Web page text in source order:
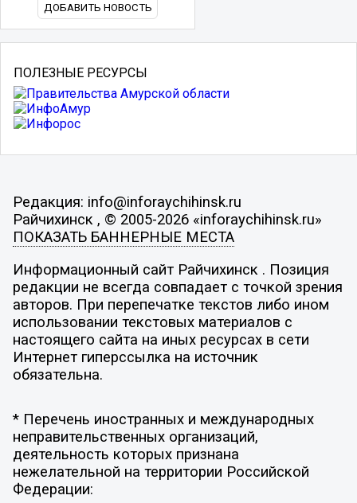
ДОБАВИТЬ НОВОСТЬ
ПОЛЕЗНЫЕ РЕСУРСЫ
Редакция: info@inforaychihinsk.ru
Райчихинск , © 2005-2026 «inforaychihinsk.ru»
ПОКАЗАТЬ БАННЕРНЫЕ МЕСТА
Информационный сайт Райчихинск . Позиция
редакции не всегда совпадает с точкой зрения
авторов. При перепечатке текстов либо ином
использовании текстовых материалов с
настоящего сайта на иных ресурсах в сети
Интернет гиперссылка на источник
обязательна.
* Перечень иностранных и международных
неправительственных организаций,
деятельность которых признана
нежелательной на территории Российской
Федерации: